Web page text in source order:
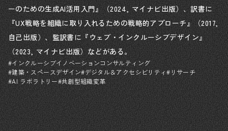
ーのための生成AI活用入門』（2024, マイナビ出版）、訳書に
『UX戦略を組織に取り入れるための戦略的アプローチ』（2017,
自己出版）、監訳書に『ウェブ・インクルーシブデザイン』
（2023, マイナビ出版）などがある。
#インクルーシブイノベーションコンサルティング
#建築・スペースデザイン#デジタル＆アクセシビリティ#リサーチ
#AI ラボラトリー#共創型組織変革